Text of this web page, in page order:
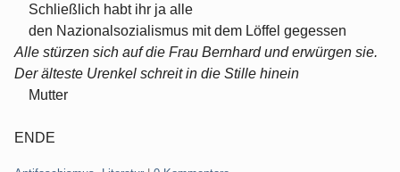
Schließlich habt ihr ja alle
den Nazionalsozialismus mit dem Löffel gegessen
Alle stürzen sich auf die Frau Bernhard und erwürgen sie.
Der älteste Urenkel schreit in die Stille hinein
Mutter
ENDE